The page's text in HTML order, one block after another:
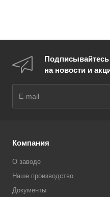
Подписывайтесь
на новости и
Компания
О заводе
Наше производство
Документы